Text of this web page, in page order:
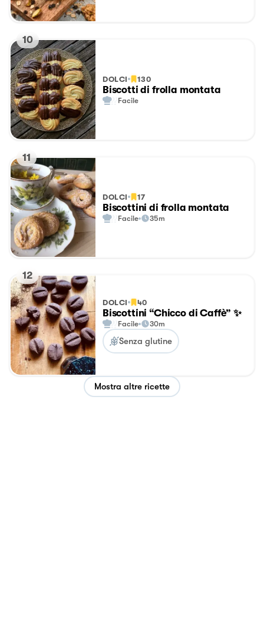
10
DOLCI 130
Biscotti di frolla montata
Facile
11
DOLCI 17
Biscottini di frolla montata
Facile 35m
12
DOLCI 40
Biscottini “Chicco di Caffè” ✨
Facile 30m
Senza glutine
Mostra altre ricette